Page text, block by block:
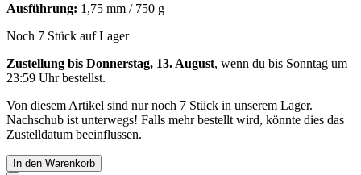
Ausführung: 1,75 mm / 750 g
Noch 7 Stück auf Lager
Zustellung bis Donnerstag, 13. August, wenn du bis Sonntag um
23:59 Uhrbestellst.
Von diesem Artikel sind nur noch 7 Stück in unserem Lager.
Nachschub ist unterwegs! Falls mehr bestellt wird, könnte dies das
Zustelldatum beeinflussen.
In den Warenkorb